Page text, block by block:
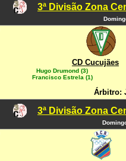
3ª Divisão Zona
CD Cucujães
Hugo Drumond (3)
Francisco Estrela (1)
Árbitro:
3ª Divisão Zona